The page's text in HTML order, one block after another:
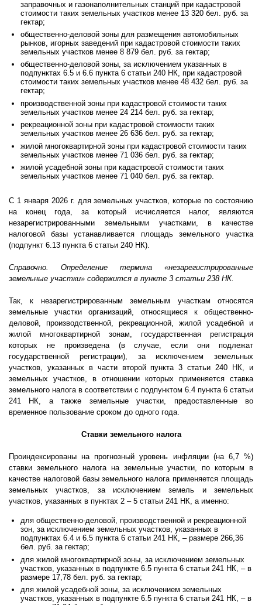
заправочных и газонаполнительных станций при кадастровой
стоимости таких земельных участков менее 13 320 бел. руб. за
гектар;
общественно-деловой зоны для размещения автомобильных
рынков, игорных заведений при кадастровой стоимости таких
земельных участков менее 8 879 бел. руб. за гектар;
общественно-деловой зоны, за исключением указанных в
подпунктах 6.5 и 6.6 пункта 6 статьи 240 НК, при кадастровой
стоимости таких земельных участков менее 48 432 бел. руб. за
гектар;
производственной зоны при кадастровой стоимости таких
земельных участков менее 24 214 бел. руб. за гектар;
рекреационной зоны при кадастровой стоимости таких
земельных участков менее 26 636 бел. руб. за гектар;
жилой многоквартирной зоны при кадастровой стоимости таких
земельных участков менее 71 036 бел. руб. за гектар;
жилой усадебной зоны при кадастровой стоимости таких
земельных участков менее 71 040 бел. руб. за гектар.
С 1 января 2026 г. для земельных участков, которые по состоянию
на конец года, за который исчисляется налог, являются
незарегистрированными земельными участками, в качестве
налоговой базы устанавливается площадь земельного участка
(подпункт 6.13 пункта 6 статьи 240 НК).
Справочно. Определение термина «незарегистрированные
земельные участки» содержится в пункте 3 статьи 238 НК.
Так, к незарегистрированным земельным участкам относятся
земельные участки организаций, относящиеся к общественно-
деловой, производственной, рекреационной, жилой усадебной и
жилой многоквартирной зонам, государственная регистрация
которых не произведена (в случае, если они подлежат
государственной регистрации), за исключением земельных
участков, указанных в части второй пункта 3 статьи 240 НК, и
земельных участков, в отношении которых применяется ставка
земельного налога в соответствии с подпунктом 6.4 пункта 6 статьи
241 НК, а также земельные участки, предоставленные во
временное пользование сроком до одного года.
Ставки земельного налога
Проиндексированы на прогнозный уровень инфляции (на 6,7 %)
ставки земельного налога на земельные участки, по которым в
качестве налоговой базы земельного налога применяется площадь
земельных участков, за исключением земель и земельных
участков, указанных в пунктах 2 – 5 статьи 241 НК, а именно:
для общественно-деловой, производственной и рекреационной
зон, за исключением земельных участков, указанных в
подпунктах 6.4 и 6.5 пункта 6 статьи 241 НК, – размере 266,36
бел. руб. за гектар;
для жилой многоквартирной зоны, за исключением земельных
участков, указанных в подпункте 6.5 пункта 6 статьи 241 НК, – в
размере 17,78 бел. руб. за гектар;
для жилой усадебной зоны, за исключением земельных
участков, указанных в подпункте 6.5 пункта 6 статьи 241 НК, – в